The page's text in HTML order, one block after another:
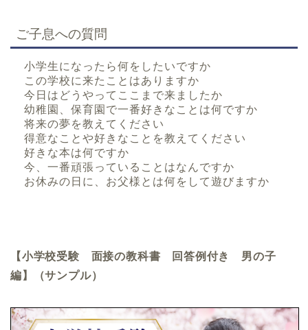
ご子息への質問
小学生になったら何をしたいですか
この学校に来たことはありますか
今日はどうやってここまで来ましたか
幼稚園、保育園で一番好きなことは何ですか
将来の夢を教えてください
得意なことや好きなことを教えてください
好きな本は何ですか
今、一番頑張っていることはなんですか
お休みの日に、お父様とは何をして遊びますか
【小学校受験 面接の教科書 回答例付き 男の子
編】（サンプル）